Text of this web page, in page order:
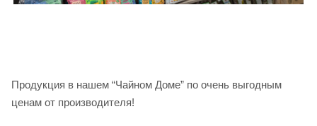
Продукция в нашем “Чайном Доме” по очень выгодным
ценам от производителя!